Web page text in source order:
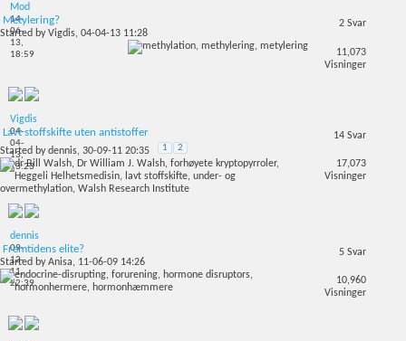
Mod
14-
06-
13,
18:59
Metylering?
Started byVigdis, 04-04-13 11:28
2 Svar
11,073
Visninger
Vigdis
04-
04-
13,
13:23
Lavt stoffskifte uten antistoffer
Started bydennis, 30-09-11 20:35 1 2
14 Svar
17,073
Visninger
dennis
09-
12-
11,
22:39
Fremtidens elite?
Started byAnisa, 11-06-09 14:26
5 Svar
10,960
Visninger